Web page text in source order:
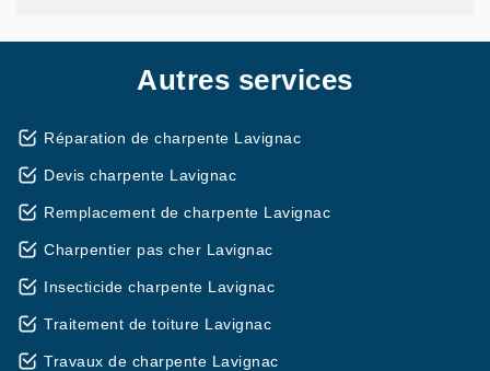
Autres services
Réparation de charpente Lavignac
Devis charpente Lavignac
Remplacement de charpente Lavignac
Charpentier pas cher Lavignac
Insecticide charpente Lavignac
Traitement de toiture Lavignac
Travaux de charpente Lavignac